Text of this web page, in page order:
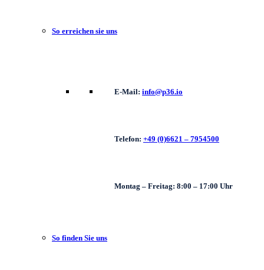
So erreichen sie uns
E-Mail: info@p36.io
Telefon: +49 (0)6621 – 7954500
Montag – Freitag: 8:00 – 17:00 Uhr
So finden Sie uns